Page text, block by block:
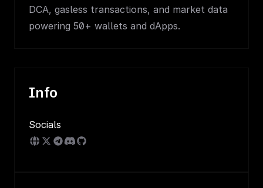
DCA, gasless transactions, and market data
powering 50+ wallets and dApps.
Info
Socials